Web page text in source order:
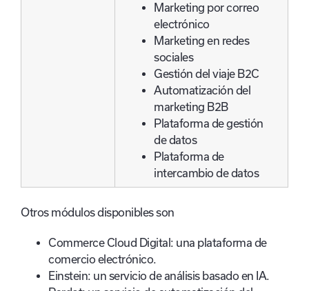
Marketing por correo
electrónico
Marketing en redes
sociales
Gestión del viaje B2C
Automatización del
marketing B2B
Plataforma de gestión
de datos
Plataforma de
intercambio de datos
Otros módulos disponibles son
Commerce Cloud Digital: una plataforma de
comercio electrónico.
Einstein: un servicio de análisis basado en IA.